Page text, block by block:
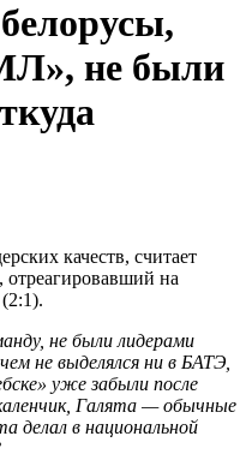
не были
качеств, считает
на
не были лидерами
не выделялся ни в БАТЭ,
уже забыли после
Галята — обычные
делал в национальной